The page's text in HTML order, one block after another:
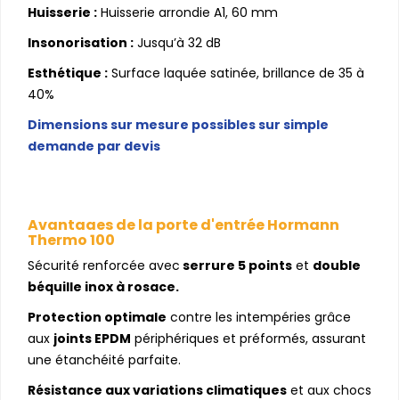
Huisserie : Huisserie arrondie A1, 60 mm
Insonorisation : Jusqu’à 32 dB
Esthétique : Surface laquée satinée, brillance de 35 à
40%
Dimensions sur mesure possibles sur simple
demande par devis
Avantages de la porte d'entrée Hormann
Thermo 100
Sécurité renforcée avec serrure 5 points et double
béquille inox à rosace.
Protection optimale contre les intempéries grâce
aux joints EPDM périphériques et préformés, assurant
une étanchéité parfaite.
Résistance aux variations climatiques et aux chocs